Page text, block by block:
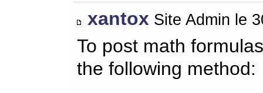
xantox Site Admin le
To post math
the following method: